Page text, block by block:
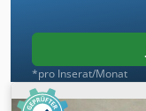
*pro Inserat/Monat